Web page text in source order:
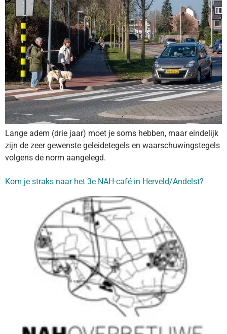
Lange adem (drie jaar) moet je soms hebben, maar eindelijk
zijn de zeer gewenste geleidetegels en waarschuwingstegels
volgens de norm aangelegd.
Kom je straks naar het 3e NAH-café in Herveld/Andelst?